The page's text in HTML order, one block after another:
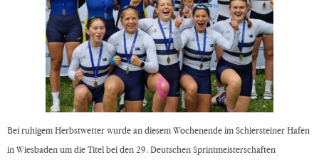
Bei ruhigem Herbstwetter wurde an diesem Wochenende im Schiersteiner Hafen
in Wiesbaden um die Titel bei den 29. Deutschen Sprintmeisterschaften